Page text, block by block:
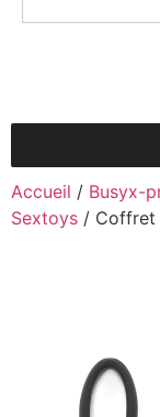
Accueil / Busyx-
Sextoys / Coffret